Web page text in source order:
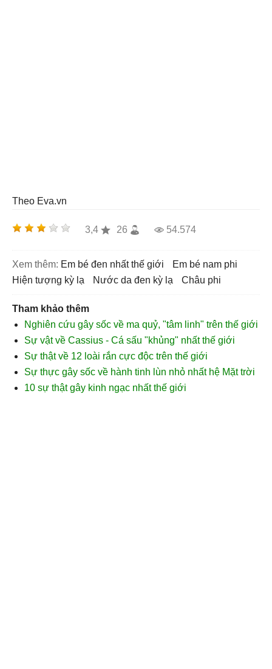
Theo Eva.vn
3,4 26 54.574
Xem thêm: em bé đen nhất thế giới
em bé nam phi
hiện tượng kỳ lạ
nước da đen kỳ lạ châu phi
Tham khảo thêm
Nghiên cứu gây sốc về ma quỷ, "tâm linh" trên thế giới
Sự vật về Cassius - Cá sấu "khủng" nhất thế giới
Sự thật về 12 loài rắn cực độc trên thế giới
Sự thực gây sốc về hành tinh lùn nhỏ nhất hệ Mặt trời
10 sự thật gây kinh ngạc nhất thế giới